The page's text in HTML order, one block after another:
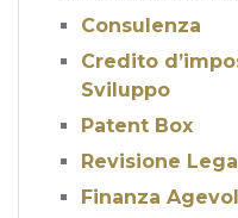
Consulenza
Credito
Sviluppo
Patent Box
Revisione
Finanza